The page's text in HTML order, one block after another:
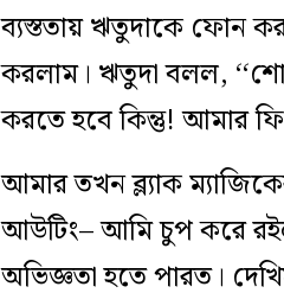
ব্যস্ততায় ঋতুদাকে ফোন
করলাম। ঋতুদা বলল,
করতে হবে কিন্তু! আমার
আমার তখন ব্ল্যাক
আউটিং– আমি চুপ করে
অভিজ্ঞতা হতে পারত।